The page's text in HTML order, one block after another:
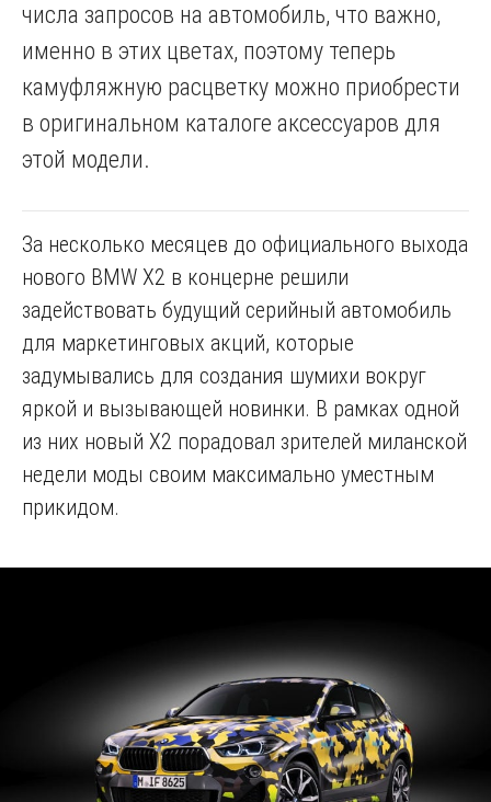
числа запросов на автомобиль, что важно,
именно в этих цветах, поэтому теперь
камуфляжную расцветку можно приобрести
в оригинальном каталоге аксессуаров для
этой модели.
За несколько месяцев до официального выхода
нового BMW Х2 в концерне решили
задействовать будущий серийный автомобиль
для маркетинговых акций, которые
задумывались для создания шумихи вокруг
яркой и вызывающей новинки. В рамках одной
из них новый Х2 порадовал зрителей миланской
недели моды своим максимально уместным
прикидом.